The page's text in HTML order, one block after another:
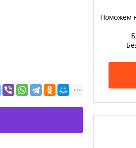
Поможем